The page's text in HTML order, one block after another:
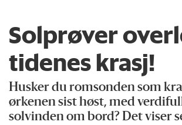
Solprøver
tidenes krasj!
Husker du romsonden som
ørkenen sist høst, med
solvinden om bord? Det viser